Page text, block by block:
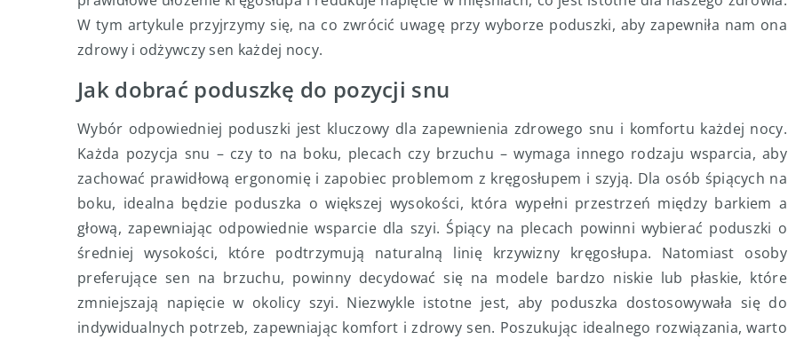
W tym artykule przyjrzymy się, na co zwrócić uwagę przy wyborze poduszki, aby zapewniła nam ona
zdrowy i odżywczy sen każdej nocy.
Jak dobrać poduszkę do pozycji snu
Wybór odpowiedniej poduszki jest kluczowy dla zapewnienia zdrowego snu i komfortu każdej nocy.
Każda pozycja snu – czy to na boku, plecach czy brzuchu – wymaga innego rodzaju wsparcia, aby
zachować prawidłową ergonomię i zapobiec problemom z kręgosłupem i szyją. Dla osób śpiących na
boku, idealna będzie poduszka o większej wysokości, która wypełni przestrzeń między barkiem a
głową, zapewniając odpowiednie wsparcie dla szyi. Śpiący na plecach powinni wybierać poduszki o
średniej wysokości, które podtrzymują naturalną linię krzywizny kręgosłupa. Natomiast osoby
preferujące sen na brzuchu, powinny decydować się na modele bardzo niskie lub płaskie, które
zmniejszają napięcie w okolicy szyi. Niezwykle istotne jest, aby poduszka dostosowywała się do
indywidualnych potrzeb, zapewniając komfort i zdrowy sen. Poszukując idealnego rozwiązania, warto